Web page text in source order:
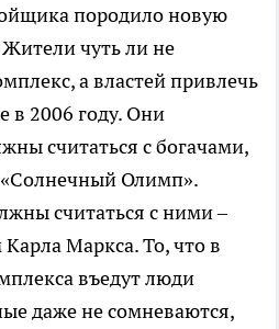
породило новую
чуть ли не
а властей привлечь
в 2006 году. Они
считаться с богачами,
«Солнечный Олимп».
считаться с ними –
Маркса. То, что в
въедут люди
даже не сомневаются,